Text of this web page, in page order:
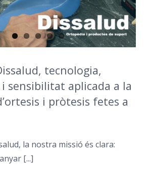
tecnologia,
sensibilitat aplicada a la
i pròtesis fetes a
la nostra missió és clara:
[...]